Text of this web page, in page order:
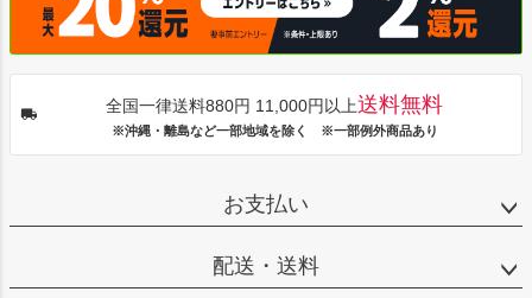
全国一律送料880円 11,000円以上送料無料
※沖縄・離島など一部地域を除く ※一部例外商品あり
お支払い
配送・送料